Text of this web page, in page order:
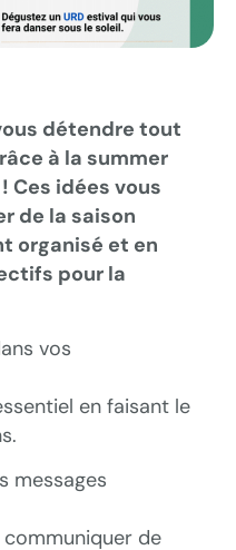
détendre tout
à la summer
Ces idées vous
de la saison
organisé et en
pour la
vos
en faisant le
messages
de